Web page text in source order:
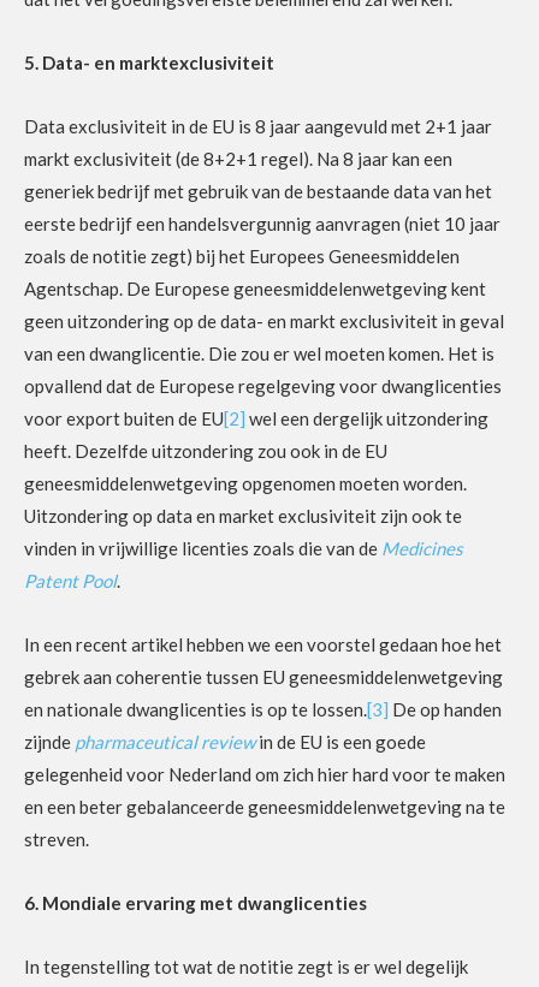
5. Data- en marktexclusiviteit
Data exclusiviteit in de EU is 8 jaar aangevuld met 2+1 jaar
markt exclusiviteit (de 8+2+1 regel). Na 8 jaar kan een
generiek bedrijf met gebruik van de bestaande data van het
eerste bedrijf een handelsvergunnig aanvragen (niet 10 jaar
zoals de notitie zegt) bij het Europees Geneesmiddelen
Agentschap. De Europese geneesmiddelenwetgeving kent
geen uitzondering op de data- en markt exclusiviteit in geval
van een dwanglicentie. Die zou er wel moeten komen. Het is
opvallend dat de Europese regelgeving voor dwanglicenties
voor export buiten de EU[2] wel een dergelijk uitzondering
heeft. Dezelfde uitzondering zou ook in de EU
geneesmiddelenwetgeving opgenomen moeten worden.
Uitzondering op data en market exclusiviteit zijn ook te
vinden in vrijwillige licenties zoals die van de Medicines
Patent Pool.
In een recent artikel hebben we een voorstel gedaan hoe het
gebrek aan coherentie tussen EU geneesmiddelenwetgeving
en nationale dwanglicenties is op te lossen.[3] De op handen
zijnde pharmaceutical reviewin de EU is een goede
gelegenheid voor Nederland om zich hier hard voor te maken
en een beter gebalanceerde geneesmiddelenwetgeving na te
streven.
6. Mondiale ervaring met dwanglicenties
In tegenstelling tot wat de notitie zegt is er wel degelijk